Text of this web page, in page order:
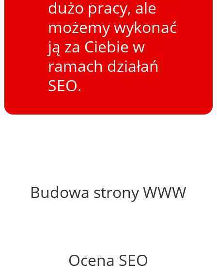
dużo pracy, ale
możemy wykonać
ją za Ciebie w
ramach działań
SEO.
Budowa strony WWW
Ocena SEO